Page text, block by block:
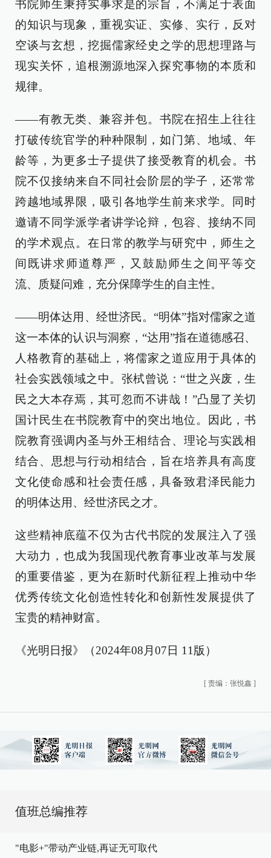
书院师生秉持实事求是的宗旨，不满足于表面
的知识与现象，重视实证、实修、实行，反对
空谈与玄想，挖掘儒家经史之学的思想理路与
现实关怀，追根溯源地深入探究事物的本质和
规律。
——有教无类、兼容并包。书院在招生上往往
打破传统官学的种种限制，如门第、地域、年
龄等，为更多士子提供了接受教育的机会。书
院不仅接纳来自不同社会阶层的学子，还常常
跨越地域界限，吸引各地学生前来求学。同时
邀请不同学派学者讲学论辩，包容、接纳不同
的学术观点。在日常的教学与研究中，师生之
间既讲求师道尊严，又鼓励师生之间平等交
流、质疑问难，充分保障学生的自主性。
——明体达用、经世济民。“明体”指对儒家之道
这一本体的认识与洞察，“达用”指在道德感召、
人格教育的基础上，将儒家之道应用于具体的
社会实践领域之中。张栻曾说：“世之兴废，生
民之大本存焉，其可忽而不讲哉！”凸显了关切
国计民生在书院教育中的突出地位。因此，书
院教育强调内圣与外王相结合、理论与实践相
结合、思想与行动相结合，旨在培养具有高度
文化使命感和社会责任感，具备致君泽民能力
的明体达用、经世济民之才。
这些精神底蕴不仅为古代书院的发展注入了强
大动力，也成为我国现代教育事业改革与发展
的重要借鉴，更为在新时代新征程上推动中华
优秀传统文化创造性转化和创新性发展提供了
宝贵的精神财富。
《光明日报》（2024年08月07日 11版）
[ 责编：张悦鑫 ]
值班总编推荐
"电影+"带动产业链,再证无可取代